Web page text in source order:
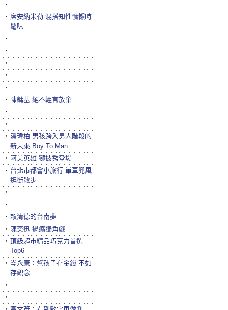
‧
‧ 席安納米勒 混搭知性慵懶時
髦味
‧
‧
‧
‧
‧
‧ 陳鏞基 絕不輕言放棄
‧
‧
‧ 潘瑋柏 男孩跨入男人階段的
新未來 Boy To Man
‧ 阿美英雄 獅披秀登場
‧ 台北市都會小旅行 單車兜風
逛街散步
‧
‧
‧ 賴清德的台南夢
‧ 陳奕迅 過癮獨角戲
‧ 頂級超市精品巧克力首選
Top6
‧ 岑永康：幫孩子存金錢 不如
存觀念
‧
‧